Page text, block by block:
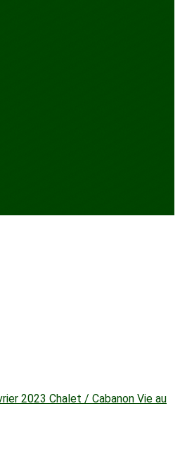
2023 Chalet / Cabanon Vie au